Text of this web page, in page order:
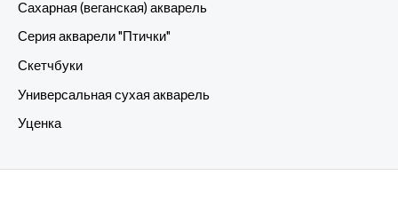
Сахарная (веганская) акварель
Серия акварели "Птички"
Скетчбуки
Универсальная сухая акварель
Уценка